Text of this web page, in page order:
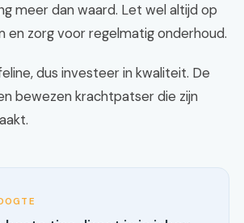
meer dan waard. Let wel altijd op
en zorg voor regelmatig onderhoud.
dus investeer in kwaliteit. De
bewezen krachtpatser die zijn